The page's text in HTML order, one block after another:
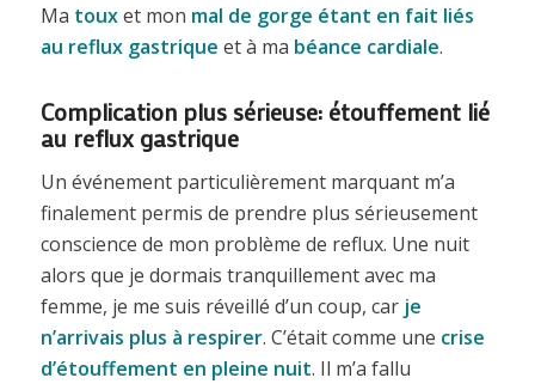
Ma touxet mon mal de gorge étant en fait liés
au reflux gastrique et à ma béance cardiale.
Complication plus sérieuse: étouffement lié
au reflux gastrique
Un événement particulièrement marquant m’a
finalement permis de prendre plus sérieusement
conscience de mon problème de reflux. Une nuit
alors que je dormais tranquillement avec ma
femme, je me suis réveillé d’un coup, car je
n’arrivais plus à respirer. C’était comme une crise
d’étouffement en pleine nuit. Il m’a fallu